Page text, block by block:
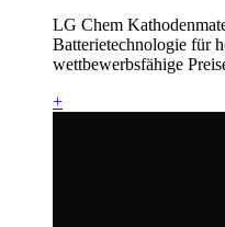
LG Chem
Batterietechnologie für
wettbewerbsfähige
+